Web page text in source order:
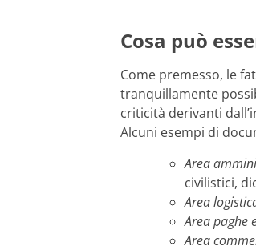
Cosa può
Come premesso, le
tranquillamente
criticità derivanti
Alcuni esempi di
Area
civilistici,
Area
Area paghe
Area